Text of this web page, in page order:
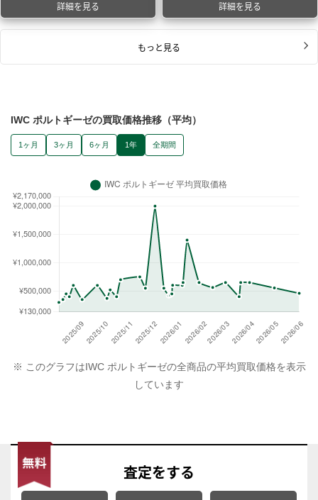
詳細を見る 詳細を見る
もっと見る
IWC ポルトギーゼの買取価格推移（平均）
1ヶ月 3ヶ月 6ヶ月 1年 全期間
※ このグラフはIWC ポルトギーゼの全商品の平均買取価格を表示
しています
査定をする